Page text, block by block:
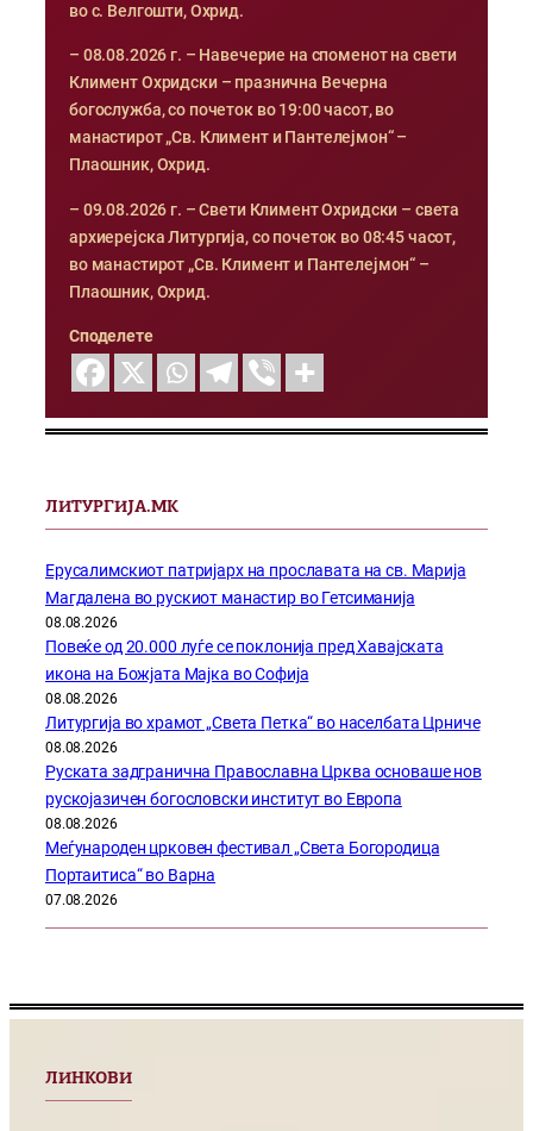
во с. Велгошти, Охрид.
– 08.08.2026 г. – Навечерие на споменот на свети
Климент Охридски – празнична Вечерна
богослужба, со почеток во 19:00 часот, во
манастирот „Св. Климент и Пантелејмон“ –
Плаошник, Охрид.
– 09.08.2026 г. – Свети Климент Охридски – света
архиерејска Литургија, со почеток во 08:45 часот,
во манастирот „Св. Климент и Пантелејмон“ –
Плаошник, Охрид.
Споделете
ЛИТУРГИЈА.МК
Ерусалимскиот патријарх на прославата на св. Марија
Магдалена во рускиот манастир во Гетсиманија
08.08.2026
Повеќе од 20.000 луѓе се поклонија пред Хавајската
икона на Божјата Мајка во Софија
08.08.2026
Литургија во храмот „Света Петка“ во населбата Црниче
08.08.2026
Руската задгранична Православна Црква основаше нов
рускојазичен богословски институт во Европа
08.08.2026
Меѓународен црковен фестивал „Света Богородица
Портаитиса“ во Варна
07.08.2026
ЛИНКОВИ